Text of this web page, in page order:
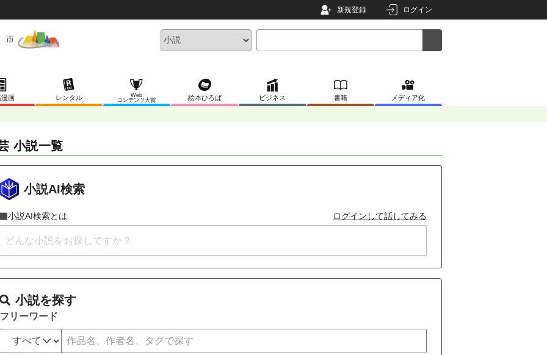
新規登録 ログイン
画 レンタル
Web
コンテンツ大賞
絵本ひろば ビジネス 書籍 メディア化
小説一覧
小説AI検索
小説AI検索とは ログインして話してみる
小説を探す
フリーワード